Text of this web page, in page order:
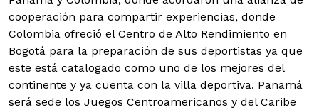
cooperación para compartir experiencias, donde
Colombia ofreció el Centro de Alto Rendimiento en
Bogotá para la preparación de sus deportistas ya que
este está catalogado como uno de los mejores del
continente y ya cuenta con la villa deportiva. Panamá
será sede los Juegos Centroamericanos y del Caribe